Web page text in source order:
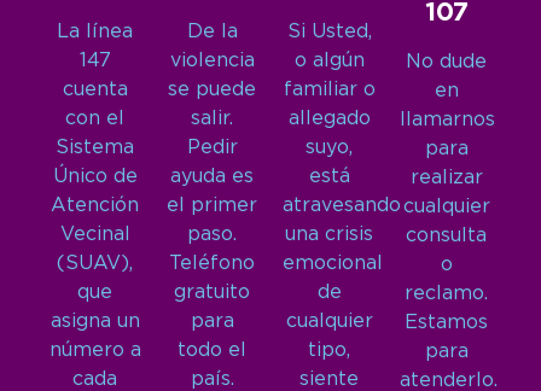
La línea
147
cuenta
con el
Sistema
Único de
Atención
Vecinal
(SUAV),
que
asigna un
número a
cada
De la
violencia
se puede
salir.
Pedir
ayuda es
el primer
paso.
Teléfono
gratuito
para
todo el
país.
Si Usted,
o algún
familiar o
allegado
suyo,
está
atravesando
una crisis
emocional
de
cualquier
tipo,
siente
107
No dude
en
llamarnos
para
realizar
cualquier
consulta
o
reclamo.
Estamos
para
atenderlo.